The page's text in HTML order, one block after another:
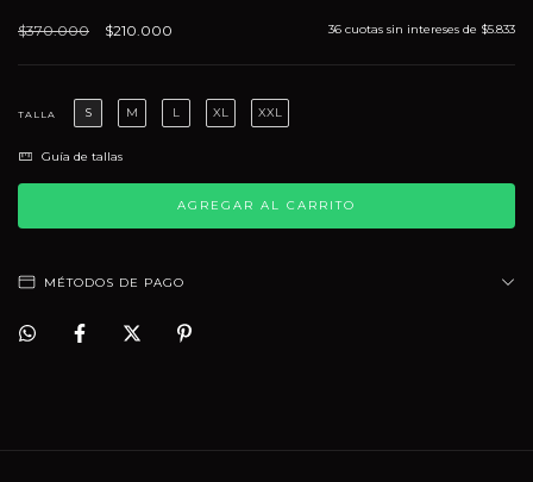
$370.000 $210.000 36 cuotas sin intereses de $5.833
TALLA S M L XL XXL
Guía de tallas
MÉTODOS DE PAGO